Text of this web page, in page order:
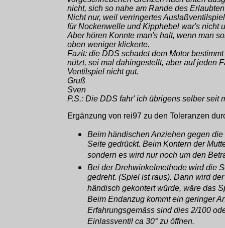
nicht, sich so nahe am Rande des
Nicht nur, weil verringertes
für Nockenwelle und Kipphebel war's nicht
Aber hören Konnte man's halt, wenn man
oben weniger klickerte.
Fazit: die DDS schadet dem Motor
nützt, sei mal dahingestellt, aber auf jeden
Ventilspiel nicht gut.
Gruß
Sven
P.S.: Die DDS fahr' ich übrigens selber seit
Ergänzung von rei97 zu den Toleranzen
Beim händischen Anziehen gegen
Seite gedrückt. Beim Kontern der
sondern es wird nur noch um den
Bei der Drehwinkelmethode wird die
gedreht. (Spiel ist raus). Dann wird
händisch gekontert würde, wäre das
Beim Endanzug kommt ein geringer
Erfahrungsgemäss sind dies 2/100
Einlassventil ca 30° zu öffnen.